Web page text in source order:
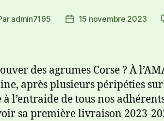
admin7195 15 novembre 2023
des agrumes Corse ? À
après plusieurs péripéties
à l’entraide de tous nos
sa première livraison 2023-